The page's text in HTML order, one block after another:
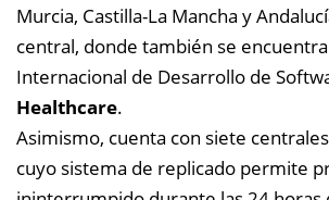
Murcia, Castilla-La Mancha y
central, donde también se
Internacional de Desarrollo de
Healthcare.
Asimismo, cuenta con siete
cuyo sistema de replicado permite